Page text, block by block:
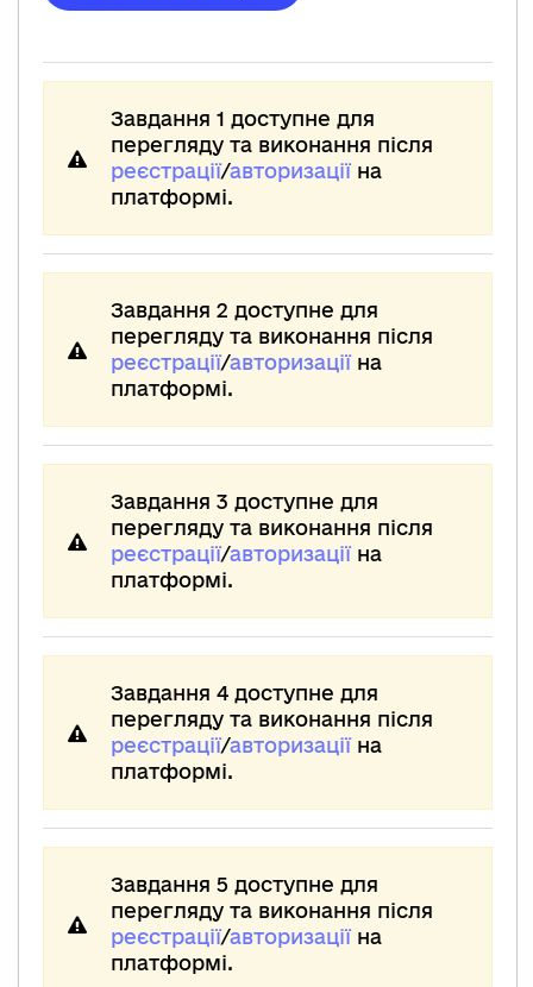
Завдання 1 доступне для
перегляду та виконання після
реєстрації/авторизаціїна
платформі.
Завдання 2 доступне для
перегляду та виконання після
реєстрації/авторизаціїна
платформі.
Завдання 3 доступне для
перегляду та виконання після
реєстрації/авторизаціїна
платформі.
Завдання 4 доступне для
перегляду та виконання після
реєстрації/авторизаціїна
платформі.
Завдання 5 доступне для
перегляду та виконання після
реєстрації/авторизаціїна
платформі.